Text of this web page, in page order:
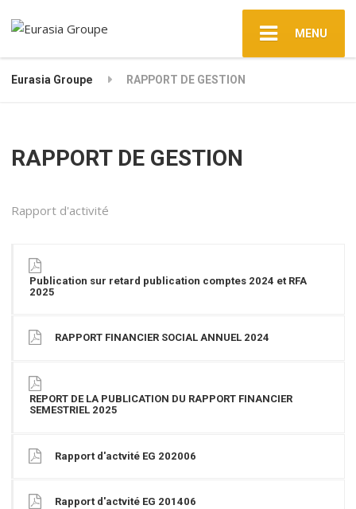
MENU
Eurasia Groupe RAPPORT DE GESTION
RAPPORT DE GESTION
Rapport d'activité
Publication sur retard publication comptes 2024 et RFA
2025
RAPPORT FINANCIER SOCIAL ANNUEL 2024
REPORT DE LA PUBLICATION DU RAPPORT FINANCIER
SEMESTRIEL 2025
Rapport d'actvité EG 202006
Rapport d'actvité EG 201406